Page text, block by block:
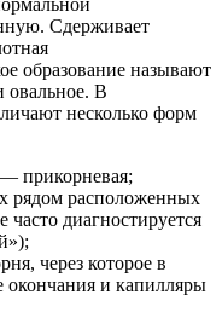
Сдерживает
образование называют
овальное. В
несколько форм
— прикорневая;
рядом расположенных
диагностируется
через которое в
окончания и капилляры